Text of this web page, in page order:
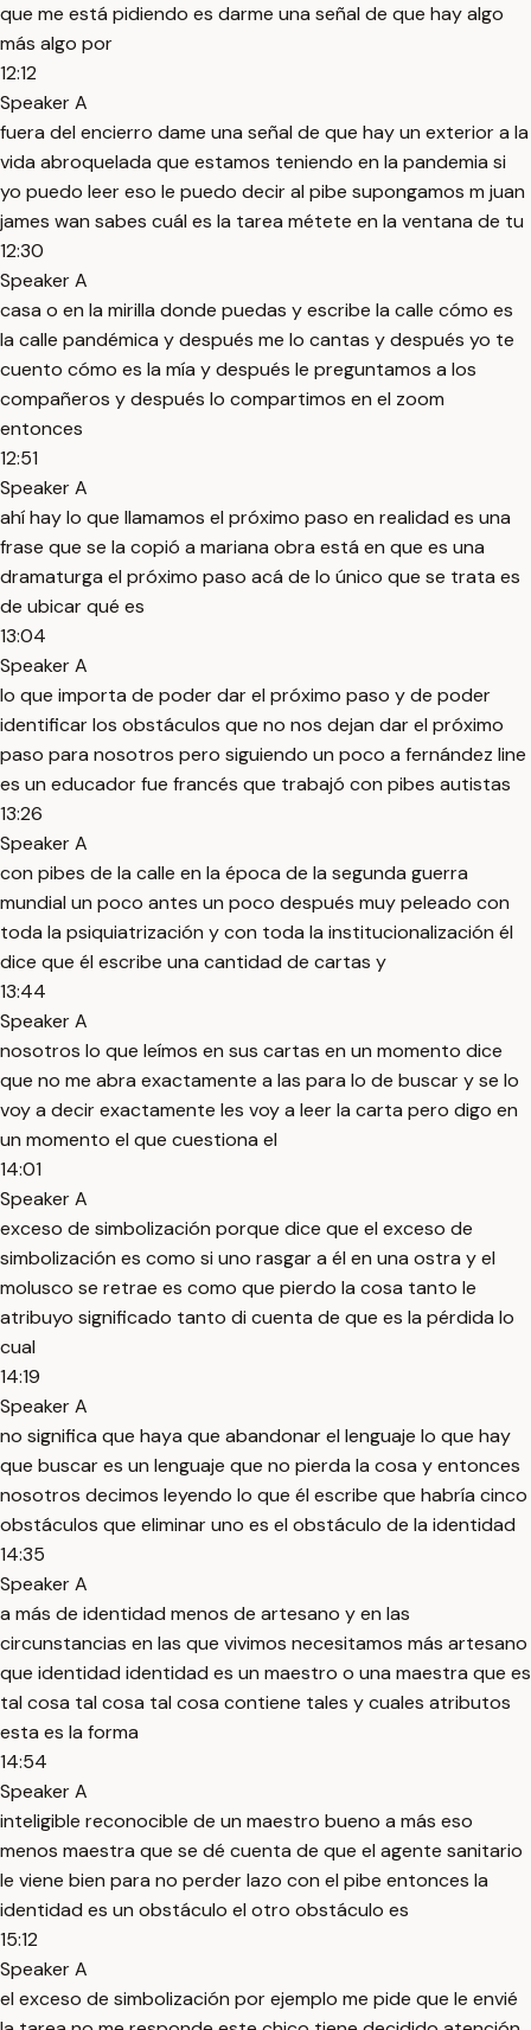
que me está pidiendo es darme una señal de que hay algo
más algo por
12:12
Speaker A
fuera del encierro dame una señal de que hay un exterior a la
vida abroquelada que estamos teniendo en la pandemia si
yo puedo leer eso le puedo decir al pibe supongamos m juan
james wan sabes cuál es la tarea métete en la ventana de tu
12:30
Speaker A
casa o en la mirilla donde puedas y escribe la calle cómo es
la calle pandémica y después me lo cantas y después yo te
cuento cómo es la mía y después le preguntamos a los
compañeros y después lo compartimos en el zoom
entonces
12:51
Speaker A
ahí hay lo que llamamos el próximo paso en realidad es una
frase que se la copió a mariana obra está en que es una
dramaturga el próximo paso acá de lo único que se trata es
de ubicar qué es
13:04
Speaker A
lo que importa de poder dar el próximo paso y de poder
identificar los obstáculos que no nos dejan dar el próximo
paso para nosotros pero siguiendo un poco a fernández line
es un educador fue francés que trabajó con pibes autistas
13:26
Speaker A
con pibes de la calle en la época de la segunda guerra
mundial un poco antes un poco después muy peleado con
toda la psiquiatrización y con toda la institucionalización él
dice que él escribe una cantidad de cartas y
13:44
Speaker A
nosotros lo que leímos en sus cartas en un momento dice
que no me abra exactamente a las para lo de buscar y se lo
voy a decir exactamente les voy a leer la carta pero digo en
un momento el que cuestiona el
14:01
Speaker A
exceso de simbolización porque dice que el exceso de
simbolización es como si uno rasgar a él en una ostra y el
molusco se retrae es como que pierdo la cosa tanto le
atribuyo significado tanto di cuenta de que es la pérdida lo
cual
14:19
Speaker A
no significa que haya que abandonar el lenguaje lo que hay
que buscar es un lenguaje que no pierda la cosa y entonces
nosotros decimos leyendo lo que él escribe que habría cinco
obstáculos que eliminar uno es el obstáculo de la identidad
14:35
Speaker A
a más de identidad menos de artesano y en las
circunstancias en las que vivimos necesitamos más artesano
que identidad identidad es un maestro o una maestra que es
tal cosa tal cosa tal cosa contiene tales y cuales atributos
esta es la forma
14:54
Speaker A
inteligible reconocible de un maestro bueno a más eso
menos maestra que se dé cuenta de que el agente sanitario
le viene bien para no perder lazo con el pibe entonces la
identidad es un obstáculo el otro obstáculo es
15:12
Speaker A
el exceso de simbolización por ejemplo me pide que le envié